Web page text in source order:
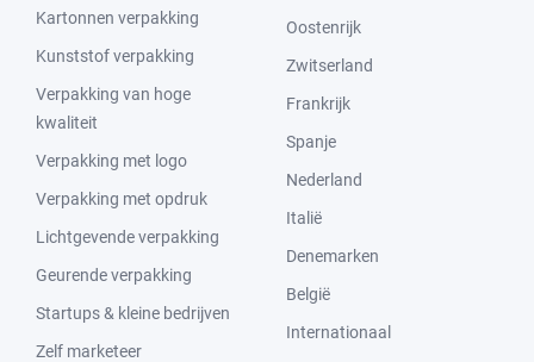
Kartonnen verpakking
Kunststof verpakking
Verpakking van hoge
kwaliteit
Verpakking met logo
Verpakking met opdruk
Lichtgevende verpakking
Geurende verpakking
Startups & kleine bedrijven
Zelf marketeer
Oostenrijk
Zwitserland
Frankrijk
Spanje
Nederland
Italië
Denemarken
België
Internationaal